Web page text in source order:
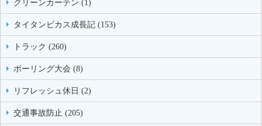
グリーンカーテン (1)
タイタンビカス成長記 (153)
トラック (260)
ボーリング大会 (8)
リフレッシュ休日 (2)
交通事故防止 (205)